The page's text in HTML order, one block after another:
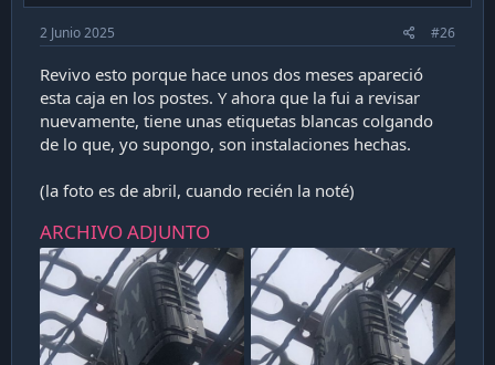
2 Junio 2025 #26
Revivo esto porque hace unos dos meses apareció
esta caja en los postes. Y ahora que la fui a revisar
nuevamente, tiene unas etiquetas blancas colgando
de lo que, yo supongo, son instalaciones hechas.
(la foto es de abril, cuando recién la noté)
ARCHIVO ADJUNTO